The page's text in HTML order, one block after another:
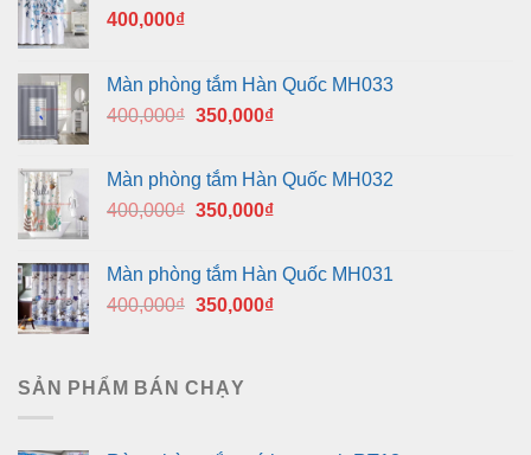
400,000₫
Màn phòng tắm Hàn Quốc MH033
400,000₫ Giá
400,000₫.
350,000₫Giá
là:
350,000₫.
Màn phòng tắm Hàn Quốc MH032
400,000₫ Giá
400,000₫.
350,000₫Giá
là:
350,000₫.
Màn phòng tắm Hàn Quốc MH031
400,000₫ Giá
400,000₫.
350,000₫Giá
SẢN PHẨM BÁN CHẠY